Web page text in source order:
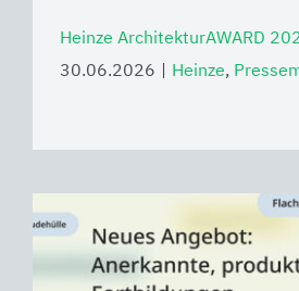
Heinze ArchitekturAWARD
30.06.2026
Heinze,